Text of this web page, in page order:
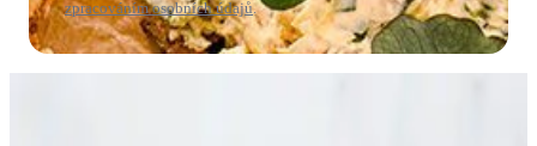
zpracováním osobních údajů.